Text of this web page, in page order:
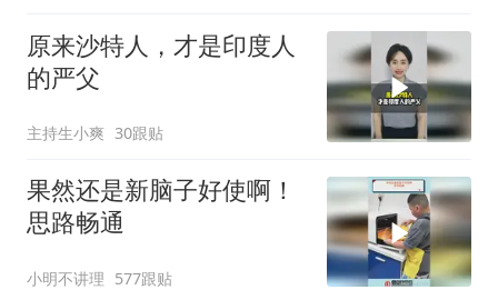
原来沙特人，才是印度人
的严父
主持生小爽 30跟贴
果然还是新脑子好使啊！
思路畅通
小明不讲理 577跟贴